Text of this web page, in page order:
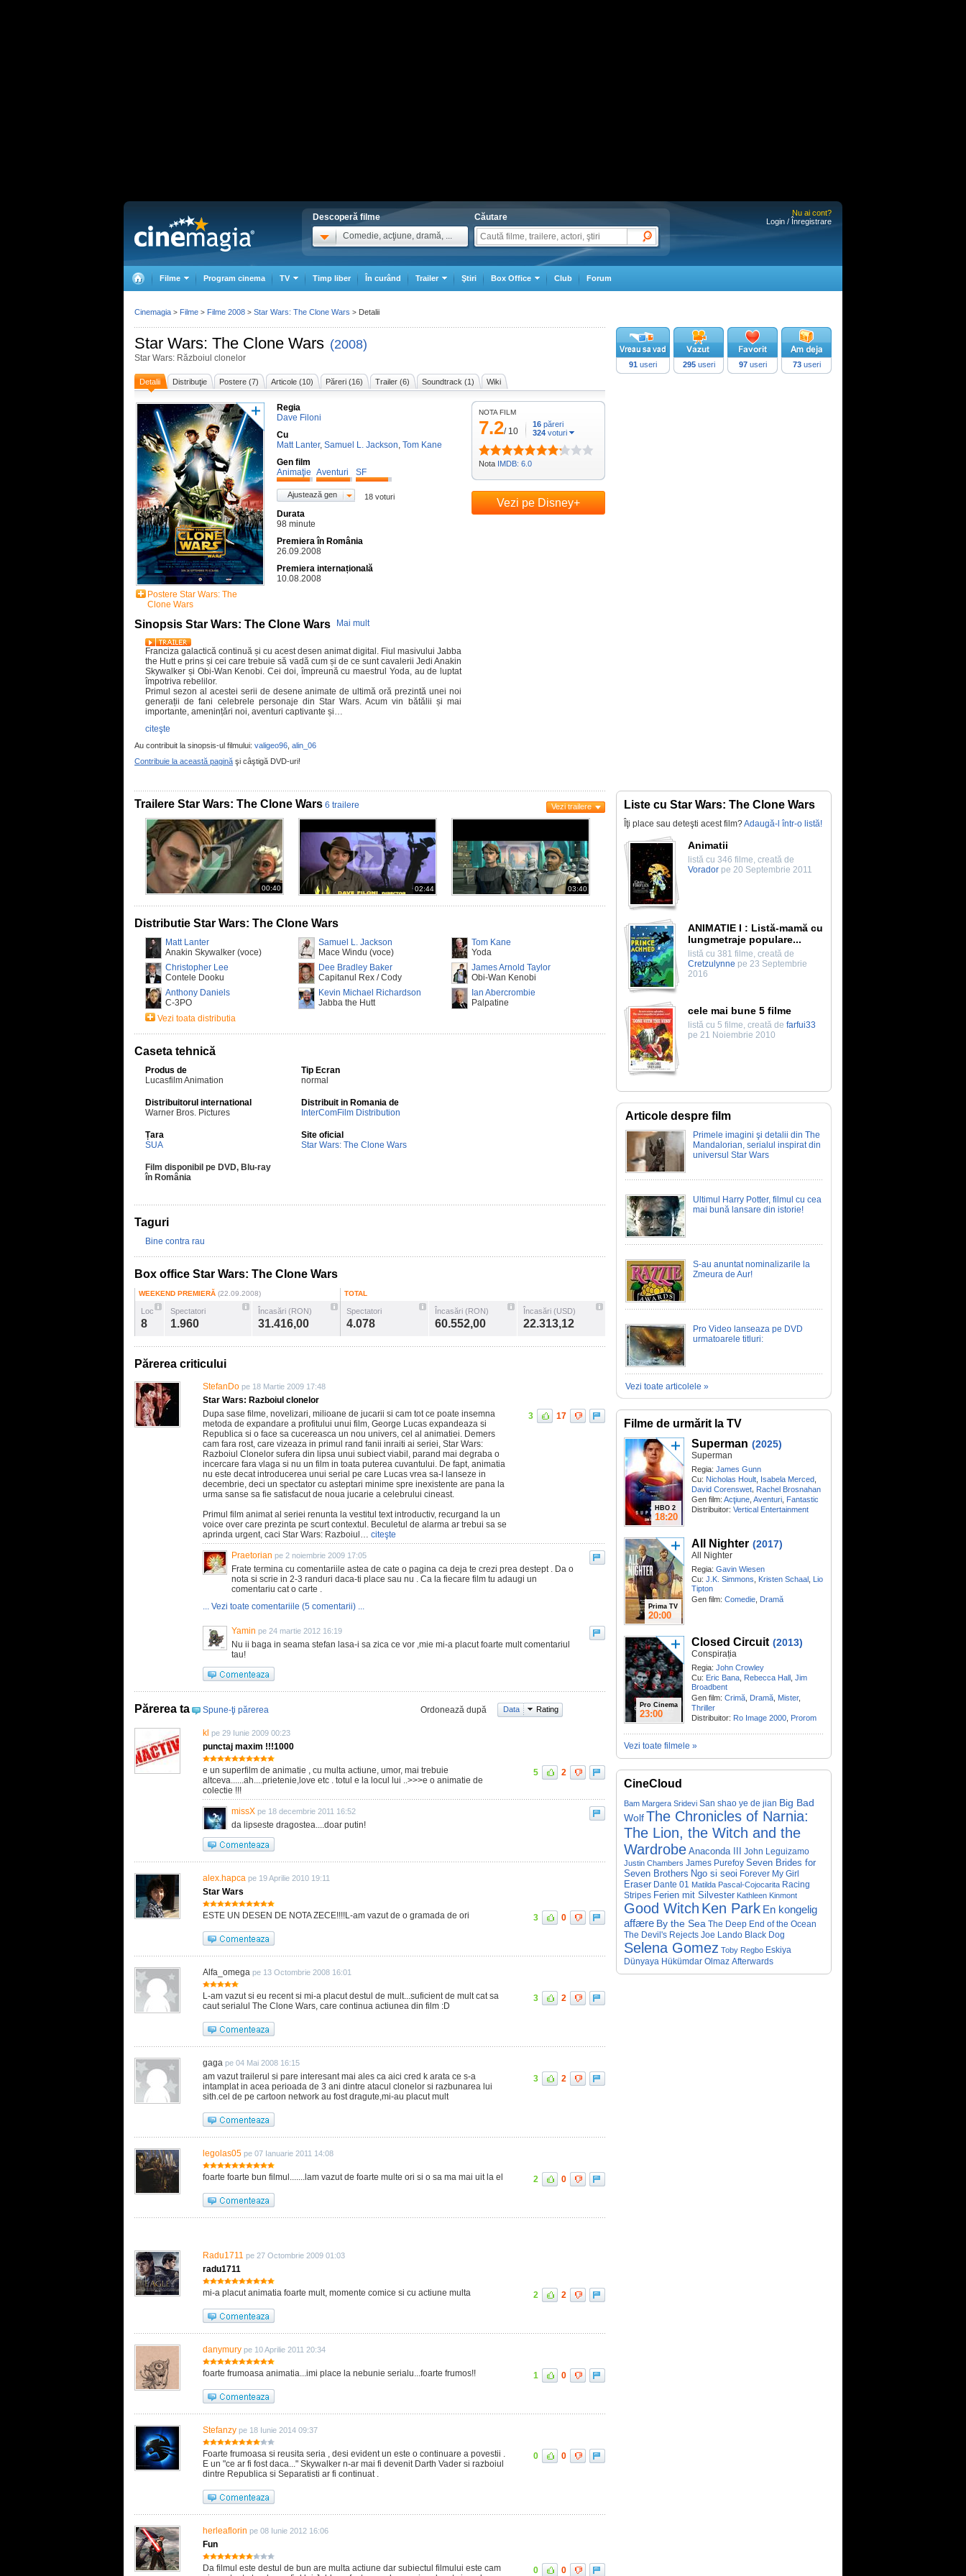
Descoperă filme
Comedie, acţiune, dramă, ...
Căutare
Nu ai cont?
Login / Înregistrare
Filme Program cinema TV Timp liber În curând Trailer Ştiri Box Office Club Forum
Star Wars: The Clone Wars (2008)
Star Wars: Războiul clonelor
Detalii Distribuţie Postere (7) Articole (10) Păreri (16) Trailer (6) Soundtrack (1) Wiki
Postere Star Wars: The
Clone Wars
Regia
Dave Filoni
Cu
Matt Lanter, Samuel L. Jackson, Tom Kane
Gen film
Animaţie Aventuri SF
Ajustează gen 18 voturi
Durata
98 minute
Premiera în România
26.09.2008
Premiera internațională
10.08.2008
Sinopsis Star Wars: The Clone Wars Mai mult
Franciza galactică continuă și cu acest desen animat digital. Fiul masivului Jabba
the Hutt e prins și cei care trebuie să vadă cum și de ce sunt cavalerii Jedi Anakin
Skywalker și Obi-Wan Kenobi. Cei doi, împreună cu maestrul Yoda, au de luptat
împotriva rebelilor.
Primul sezon al acestei serii de desene animate de ultimă oră prezintă unei noi
generații de fani celebrele personaje din Star Wars. Acum vin bătălii și mai
importante, amenințări noi, aventuri captivante și…
citeşte
Au contribuit la sinopsis-ul filmului: valigeo96 alin_06
Contribuie la această pagină şi câştigă DVD-uri!
NOTA FILM
7.2/ 10
16 păreri
324 voturi
Nota IMDB: 6.0
Vezi pe Disney+
91 useri 295useri 97useri 73useri
Trailere Star Wars: The Clone Wars 6 trailere Vezi trailere
00:40 02:44 03:40
Distributie Star Wars: The Clone Wars
Matt Lanter
Anakin Skywalker (voce)
Samuel L. Jackson
Mace Windu (voce)
Tom Kane
Yoda
Christopher Lee
Contele Dooku
Dee Bradley Baker
Capitanul Rex / Cody
James Arnold Taylor
Obi-Wan Kenobi
Anthony Daniels
C-3PO
Kevin Michael Richardson
Jabba the Hutt
Ian Abercrombie
Palpatine
Vezi toata distributia
Caseta tehnică
Produs de
Lucasfilm Animation
Tip Ecran
normal
Distribuitorul international
Warner Bros. Pictures
Distribuit in Romania de
InterComFilm Distribution
Țara
SUA
Site oficial
Star Wars: The Clone Wars
Film disponibil pe DVD, Blu-ray
în România
Taguri
Bine contra rau
Box office Star Wars: The Clone Wars
WEEKEND PREMIERĂ (22.09.2008)
Loc
8
Spectatori
1.960
Încasări (RON)
31.416,00
TOTAL
Spectatori
4.078
Încasări (RON)
60.552,00
Încasări (USD)
22.313,12
Părerea criticului
StefanDo pe 18 Martie 2009 17:48
Star Wars: Razboiul clonelor
Dupa sase filme, novelizari, milioane de jucarii si cam tot ce poate insemna
metoda de expandare a profitului unui film, George Lucas expandeaza si
Republica si o face sa cucereasca un nou univers, cel al animatiei. Demers
cam fara rost, care vizeaza in primul rand fanii inraiti ai seriei, Star Wars:
Razboiul Clonelor sufera din lipsa unui subiect viabil, parand mai degraba o
incercare fara vlaga si nu un film in toata puterea cuvantului. De fapt, animatia
nu este decat introducerea unui serial pe care Lucas vrea sa-l lanseze in
decembrie, deci un spectator cu asteptari minime spre inexistente are pana la
urma sanse sa fie satisfacut de noua jucarie a celebrului cineast.
Primul film animat al seriei renunta la vestitul text introductiv, recurgand la un
voice over care prezinta pe scurt contextul. Beculetul de alarma ar trebui sa se
aprinda urgent, caci Star Wars: Razboiul… citeşte
3 17
Praetorian pe 2 noiembrie 2009 17:05
Frate termina cu comentariile astea de cate o pagina ca deja te crezi prea destept . Da o
nota si scrie in 2-3 randuri daca-ti place sau nu . Ca la fiecare film tu adaugi un
comentariu cat o carte .
... Vezi toate comentariile (5 comentarii) ...
Yamin pe 24 martie 2012 16:19
Nu ii baga in seama stefan lasa-i sa zica ce vor ,mie mi-a placut foarte mult comentariul
tau!
Părerea ta Spune-ţi părerea Ordonează după Data Rating
kl pe 29 Iunie 2009 00:23
punctaj maxim !!!1000
e un superfilm de animatie , cu multa actiune, umor, mai trebuie
altceva......ah....prietenie,love etc . totul e la locul lui ..>>>e o animatie de
colectie !!!
5 2
missX pe 18 decembrie 2011 16:52
da lipseste dragostea....doar putin!
alex.hapca pe 19 Aprilie 2010 19:11
Star Wars
ESTE UN DESEN DE NOTA ZECE!!!!L-am vazut de o gramada de ori 3 0
Alfa_omega pe 13 Octombrie 2008 16:01
L-am vazut si eu recent si mi-a placut destul de mult...suficient de mult cat sa
caut serialul The Clone Wars, care continua actiunea din film :D
3 2
gaga pe 04 Mai 2008 16:15
am vazut trailerul si pare interesant mai ales ca aici cred k arata ce s-a
intamplat in acea perioada de 3 ani dintre atacul clonelor si razbunarea lui
sith.cel de pe cartoon network au fost dragute,mi-au placut mult
3 2
legolas05 pe 07 Ianuarie 2011 14:08
foarte foarte bun filmul.......lam vazut de foarte multe ori si o sa ma mai uit la el 2 0
Radu1711 pe 27 Octombrie 2009 01:03
radu1711
mi-a placut animatia foarte mult, momente comice si cu actiune multa 2 2
danymury pe 10 Aprilie 2011 20:34
foarte frumoasa animatia...imi place la nebunie serialu...foarte frumos!! 1 0
Stefanzy pe 18 Iunie 2014 09:37
Foarte frumoasa si reusita seria , desi evident un este o continuare a povestii .
E un "ce ar fi fost daca..." Skywalker n-ar mai fi devenit Darth Vader si razboiul
dintre Republica si Separatisti ar fi continuat .
0 0
herleaflorin pe 08 Iunie 2012 16:06
Fun
Da filmul este destul de bun are multa actiune dar subiectul filmului este cam
0 0
Liste cu Star Wars: The Clone Wars
Îţi place sau deteşti acest film?Adaugă-l într-o listă!
Animatii
listă cu 346 filme, creată de
Vorador pe 20 Septembrie 2011
ANIMATIE I : Listă-mamă cu
lungmetraje populare...
listă cu 381 filme, creată de
Cretzulynne pe 23 Septembrie
2016
cele mai bune 5 filme
listă cu 5 filme, creată de farfui33
pe 21 Noiembrie 2010
Articole despre film
Primele imagini şi detalii din The
Mandalorian, serialul inspirat din
universul Star Wars
Ultimul Harry Potter, filmul cu cea
mai bună lansare din istorie!
S-au anuntat nominalizarile la
Zmeura de Aur!
Pro Video lanseaza pe DVD
urmatoarele titluri:
Vezi toate articolele »
Filme de urmărit la TV
HBO 2
18:20
Superman (2025)
Superman
Regia: James Gunn
Cu: Nicholas Hoult Isabela Merced
David Corenswet, Rachel Brosnahan
Gen film: Acţiune Aventuri Fantastic
Distribuitor: Vertical Entertainment
Prima TV
20:00
All Nighter (2017)
All Nighter
Regia: Gavin Wiesen
Cu: J.K. Simmons Kristen Schaal Lio
Tipton
Gen film: Comedie Dramă
Pro Cinema
23:00
Closed Circuit (2013)
Conspirația
Regia: John Crowley
Cu: Eric Bana Rebecca Hall Jim
Broadbent
Gen film: Crimă Dramă Mister,
Thriller
Distribuitor: Ro Image 2000 Prorom
Vezi toate filmele »
CineCloud
Bam Margera Sridevi San shao ye de jian Big Bad
Wolf The Chronicles of Narnia:
The Lion, the Witch and the
Wardrobe Anaconda III John Leguizamo
Justin Chambers James Purefoy Seven Brides for
Seven Brothers Ngo si seoi Forever My Girl
Eraser Dante 01 Matilda Pascal-Cojocarita Racing
Stripes Ferien mit Silvester Kathleen Kinmont
Good Witch Ken Park En kongelig
affære By the Sea The Deep End of the Ocean
The Devil's Rejects Joe Lando Black Dog
Selena Gomez Toby Regbo Eskiya
Dünyaya Hükümdar Olmaz Afterwards
Cinemagia > Filme > Filme 2008 > Star Wars: The Clone Wars > Detalii